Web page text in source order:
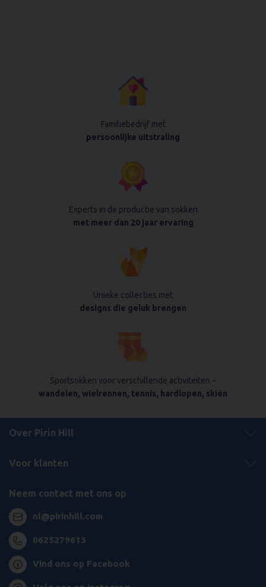
Familiebedrijf met
persoonlijke uitstraling
Experts in de productie van sokken
met meer dan 20 jaar ervaring
Unieke collecties met
designs die geluk brengen
Sportsokken voor verschillende activiteiten –
wandelen, wielrennen, tennis, hardlopen, skiën
Over Pirin Hill
Voor klanten
Neem contact met ons op
nl@pirinhill.com
0625279613
Vind ons op Facebook